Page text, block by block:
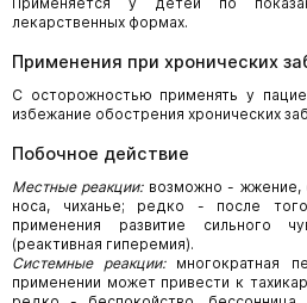
лекарственных формах.
Применения при хронических
С осторожностью применять у
избежание обострения хронических
Побочное действие
Местные реакции:возможно - жжение,
носа, чиханье; редко - после
применения развитие сильного
(реактивная гиперемия).
Системные реакции:многократная
применении может привести к